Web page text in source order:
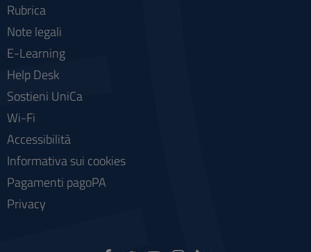
Rubrica
Note legali
E-Learning
Help Desk
Sostieni UniCa
Wi-Fi
Accessibilità
Informativa sui cookies
Pagamenti pagoPA
Privacy